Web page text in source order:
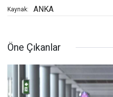
Kaynak: ANKA
Öne Çıkanlar